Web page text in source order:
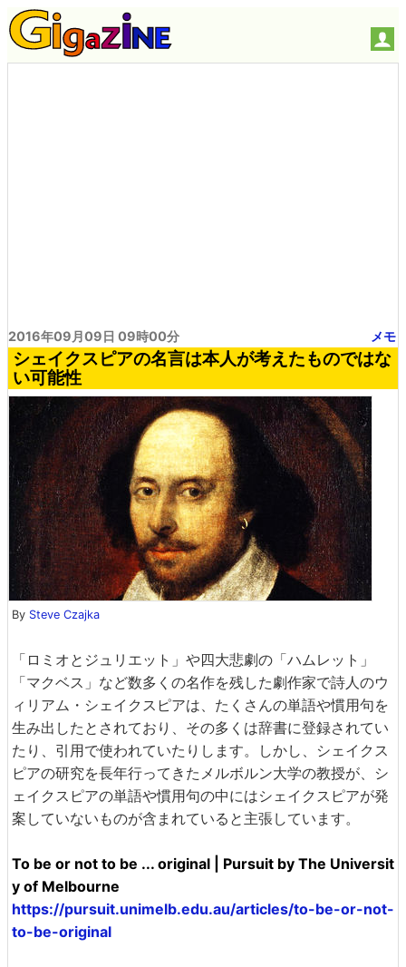
2016年09月09日 09時00分 メモ
シェイクスピアの名言は本人が考えたものではな
い可能性
By Steve Czajka
「ロミオとジュリエット」や四大悲劇の「ハムレット」
「マクベス」など数多くの名作を残した劇作家で詩人のウ
ィリアム・シェイクスピアは、たくさんの単語や慣用句を
生み出したとされており、その多くは辞書に登録されてい
たり、引用で使われていたりします。しかし、シェイクス
ピアの研究を長年行ってきたメルボルン大学の教授が、シ
ェイクスピアの単語や慣用句の中にはシェイクスピアが発
案していないものが含まれていると主張しています。
To be or not to be ... original | Pursuit by The Universit
y of Melbourne
https://pursuit.unimelb.edu.au/articles/to-be-or-not-
to-be-original